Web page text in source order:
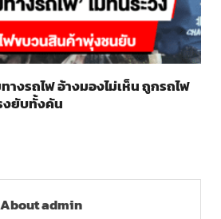
างรถไฟ อ้างมองไม่เห็น ถูกรถไฟ
งยับทั้งคัน
About admin